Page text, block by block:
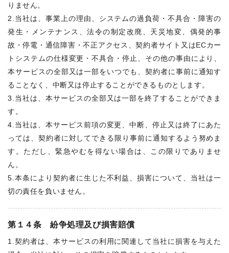
りません。
2.当社は、事業上の理由、システムの過負荷・不具合・障害の
発生・メンテナンス、法令の制定改廃、天災地変、偶発的事
故・停電・通信障害・不正アクセス、契約者サイト又はECカー
トシステムの仕様変更・不具合・停止、その他の事由により、
本サービスの全部又は一部をいつでも、契約者に事前に通知す
ることなく、中断又は停止することができるものとします。
3.当社は、本サービスの全部又は一部を終了することができま
す。
4.当社は、本サービス前項の変更、中断、停止又は終了にあた
っては、契約者に対してできる限り事前に通知するよう努めま
す。ただし、緊急やむを得ない場合は、この限りでありませ
ん。
5.本条により契約者に生じた不利益、損害について、当社は一
切の責任を負いません。
第１４条 紛争処理及び損害賠償
1.契約者は、本サービスの利用に関連して当社に損害を与えた